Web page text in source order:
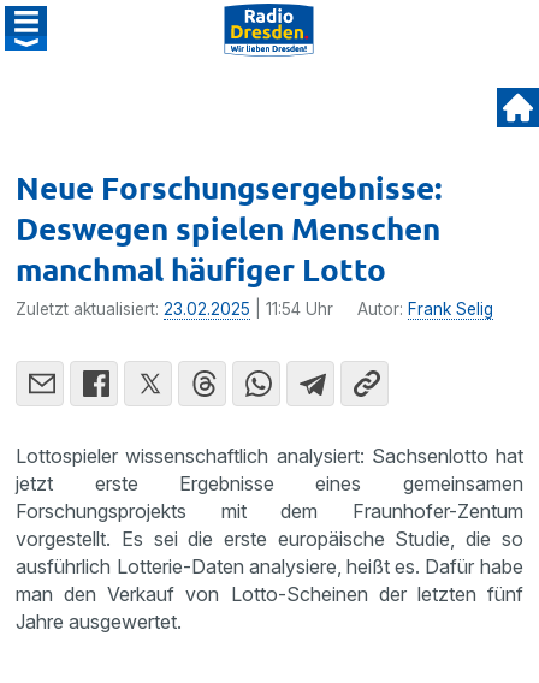
Neue Forschungsergebnisse:
Deswegen spielen Menschen
manchmal häufiger Lotto
Zuletzt aktualisiert:23.02.2025 | 11:54 Uhr Autor: Frank Selig
Lottospieler wissenschaftlich analysiert: Sachsenlotto hat
jetzt erste Ergebnisse eines gemeinsamen
Forschungsprojekts mit dem Fraunhofer-Zentum
vorgestellt. Es sei die erste europäische Studie, die so
ausführlich Lotterie-Daten analysiere, heißt es. Dafür habe
man den Verkauf von Lotto-Scheinen der letzten fünf
Jahre ausgewertet.